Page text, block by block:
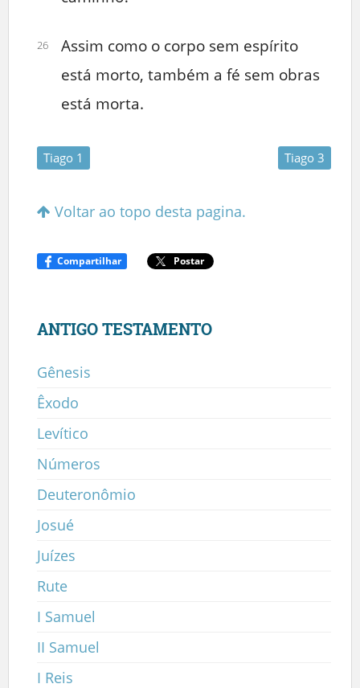
26
Assim como o corpo sem espírito
está morto, também a fé sem obras
está morta.
Tiago 1 Tiago 3
Voltar ao topo desta pagina.
Compartilhar Postar
ANTIGO TESTAMENTO
Gênesis
Êxodo
Levítico
Números
Deuteronômio
Josué
Juízes
Rute
I Samuel
II Samuel
I Reis